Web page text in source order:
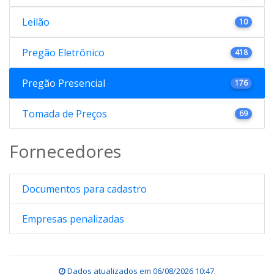
Leilão 10
Pregão Eletrônico 418
Pregão Presencial 176
Tomada de Preços 69
Fornecedores
Documentos para cadastro
Empresas penalizadas
Dados atualizados em 06/08/2026 10:47.